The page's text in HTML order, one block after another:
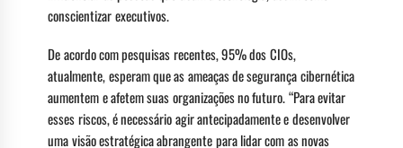
conscientizar executivos.
De acordo com pesquisas recentes, 95% dos CIOs,
atualmente, esperam que as ameaças de segurança cibernética
aumentem e afetem suas organizações no futuro. “Para evitar
esses riscos, é necessário agir antecipadamente e desenvolver
uma visão estratégica abrangente para lidar com as novas